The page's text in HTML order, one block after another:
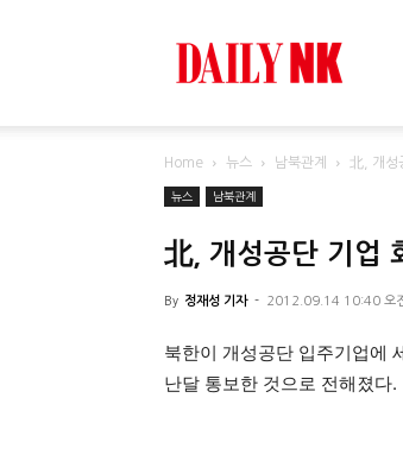
Home 뉴스 남북관계 北, 개성
뉴스 남북관계
北, 개성공단 기업
By 정재성 기자 - 2012.09.14 10:40 오
북한이 개성공단 입주기업에
난달 통보한 것으로 전해졌다.